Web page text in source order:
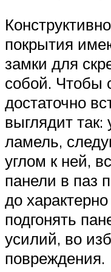
покрытия
замки для
собой. Чтобы
достаточно
выглядит
ламель,
углом к ней,
панели в паз
до
подгонять
усилий, во
повреждения.